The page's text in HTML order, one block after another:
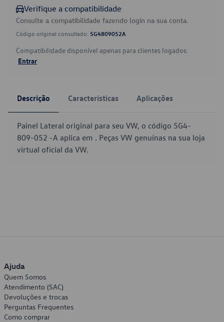
Verifique a compatibilidade
Consulte a compatibilidade fazendo login na sua conta.
Código original consultado: 5G4809052A
Compatibilidade disponível apenas para clientes logados.
Entrar
Descrição Características Aplicações
Painel Lateral original para seu VW, o código 5G4-
809-052 -A aplica em . Peças VW genuínas na sua loja
virtual oficial da VW.
Ajuda
Quem Somos
Atendimento (SAC)
Devoluções e trocas
Perguntas Frequentes
Como comprar